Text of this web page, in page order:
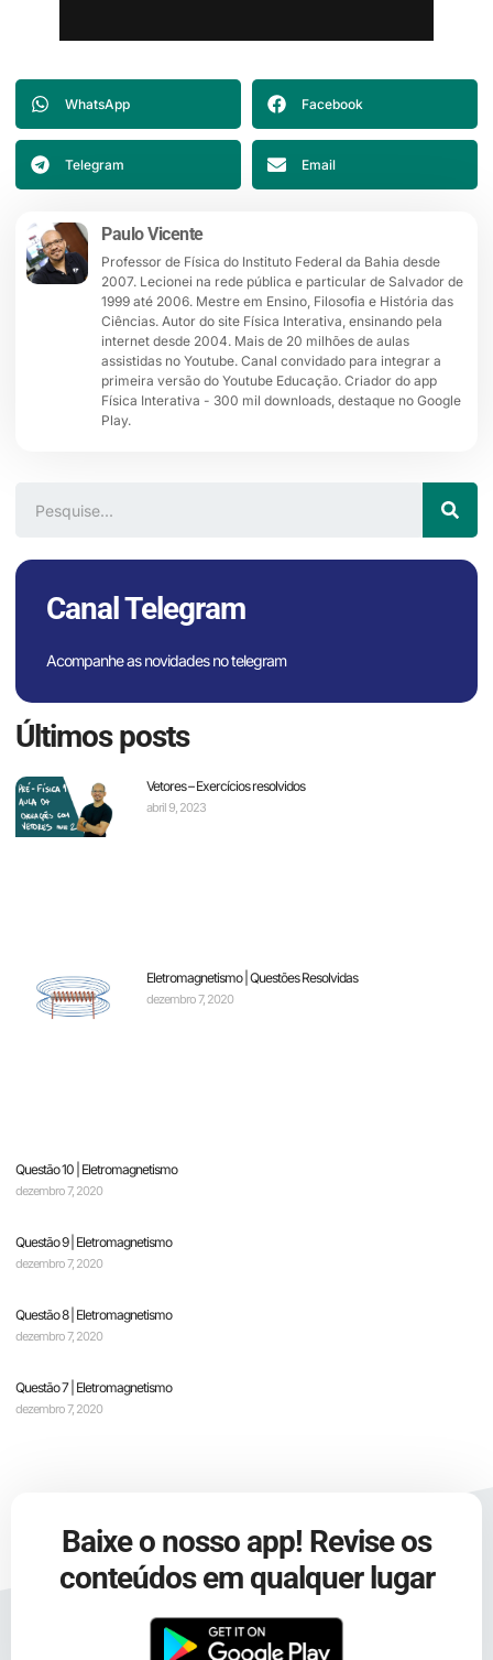
WhatsApp Facebook
Telegram Email
Paulo Vicente
Professor de Física do Instituto Federal da Bahia desde
2007. Lecionei na rede pública e particular de Salvador de
1999 até 2006. Mestre em Ensino, Filosofia e História das
Ciências. Autor do site Física Interativa, ensinando pela
internet desde 2004. Mais de 20 milhões de aulas
assistidas no Youtube. Canal convidado para integrar a
primeira versão do Youtube Educação. Criador do app
Física Interativa - 300 mil downloads, destaque no Google
Play.
Canal Telegram
Acompanhe as novidades no telegram
Últimos posts
Vetores – Exercícios resolvidos
abril 9, 2023
Eletromagnetismo | Questões Resolvidas
dezembro 7, 2020
Questão 10 | Eletromagnetismo
dezembro 7, 2020
Questão 9 | Eletromagnetismo
dezembro 7, 2020
Questão 8 | Eletromagnetismo
dezembro 7, 2020
Questão 7 | Eletromagnetismo
dezembro 7, 2020
Baixe o nosso app! Revise os
conteúdos em qualquer lugar